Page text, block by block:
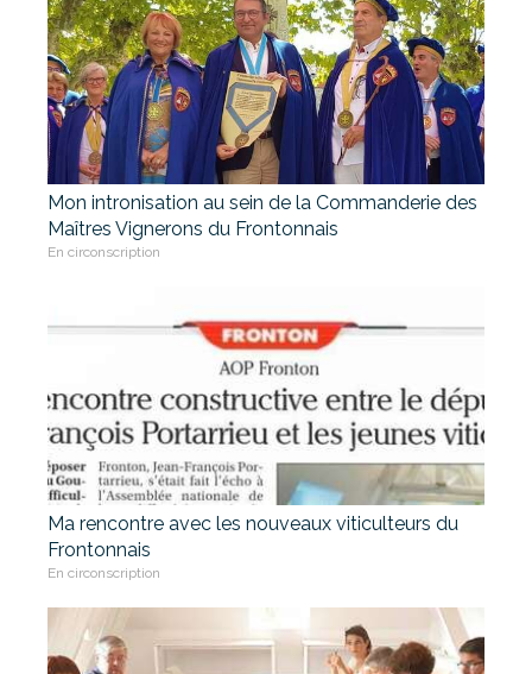
Mon intronisation au sein de la Commanderie des
Maîtres Vignerons du Frontonnais
En circonscription
Ma rencontre avec les nouveaux viticulteurs du
Frontonnais
En circonscription